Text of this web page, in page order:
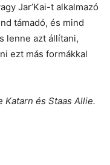
Jar’Kai-t alkalmazó
támadó, és mind
lenne azt állítani,
ezt más formákkal
Katarn és Staas Allie.